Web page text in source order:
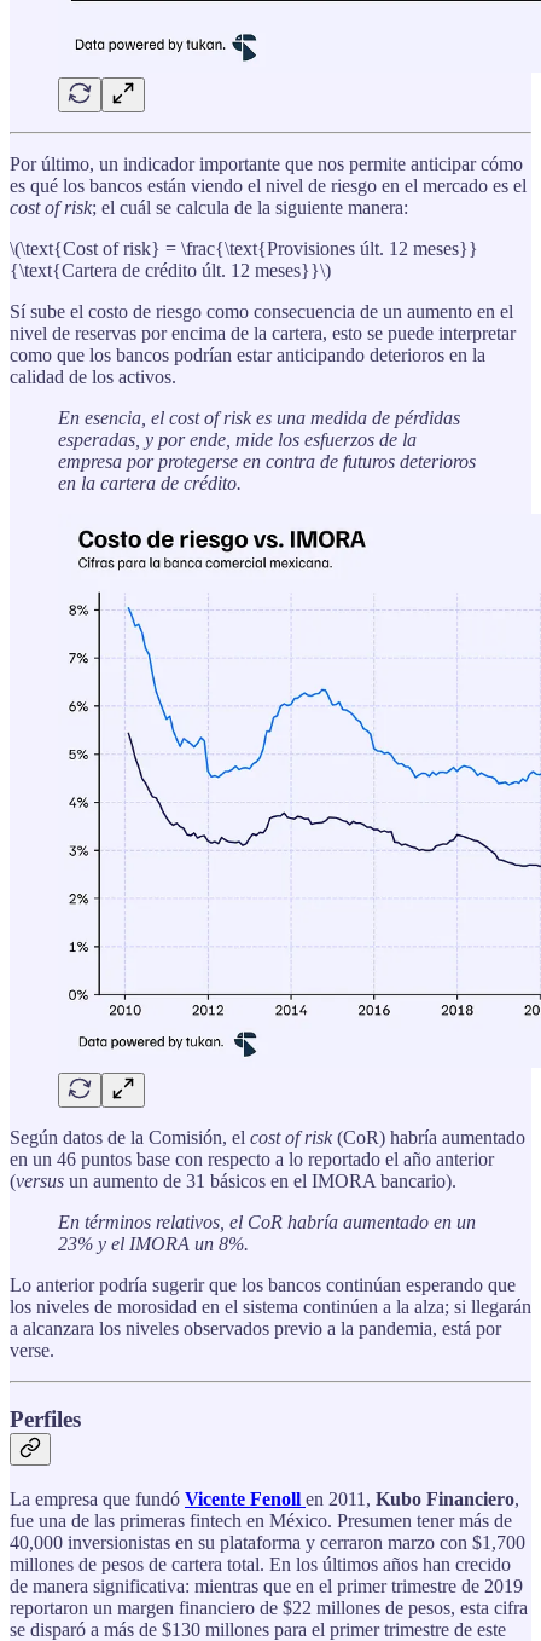
Por último, un indicador importante que nos permite anticipar cómo
es qué los bancos están viendo el nivel de riesgo en el mercado es el
cost of risk; el cuál se calcula de la siguiente manera:
\(\text{Cost of risk} = \frac{\text{Provisiones últ. 12 meses}}
{\text{Cartera de crédito últ. 12 meses}}\)
Sí sube el costo de riesgo como consecuencia de un aumento en el
nivel de reservas por encima de la cartera, esto se puede interpretar
como que los bancos podrían estar anticipando deterioros en la
calidad de los activos.
En esencia, el cost of risk es una medida de pérdidas
esperadas, y por ende, mide los esfuerzos de la
empresa por protegerse en contra de futuros deterioros
en la cartera de crédito.
Según datos de la Comisión, el cost of risk (CoR) habría aumentado
en un 46 puntos base con respecto a lo reportado el año anterior
(versus un aumento de 31 básicos en el IMORA bancario).
En términos relativos, el CoR habría aumentado en un
23% y el IMORA un 8%.
Lo anterior podría sugerir que los bancos continúan esperando que
los niveles de morosidad en el sistema continúen a la alza; si llegarán
a alcanzara los niveles observados previo a la pandemia, está por
verse.
Perfiles
La empresa que fundó Vicente Fenoll en 2011, Kubo Financiero,
fue una de las primeras fintech en México. Presumen tener más de
40,000 inversionistas en su plataforma y cerraron marzo con $1,700
millones de pesos de cartera total. En los últimos años han crecido
de manera significativa: mientras que en el primer trimestre de 2019
reportaron un margen financiero de $22 millones de pesos, esta cifra
se disparó a más de $130 millones para el primer trimestre de este